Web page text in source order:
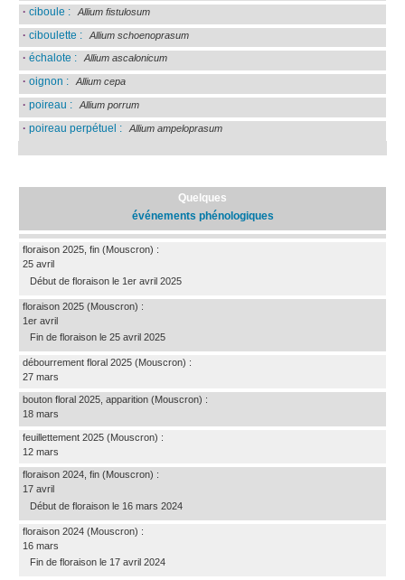
· ciboule : Allium fistulosum
· ciboulette : Allium schoenoprasum
· échalote : Allium ascalonicum
· oignon : Allium cepa
· poireau : Allium porrum
· poireau perpétuel : Allium ampeloprasum
Quelques
événements phénologiques
floraison 2025, fin (Mouscron) :
25 avril
Début de floraison le 1er avril 2025
floraison 2025 (Mouscron) :
1er avril
Fin de floraison le 25 avril 2025
débourrement floral 2025 (Mouscron) :
27 mars
bouton floral 2025, apparition (Mouscron) :
18 mars
feuillettement 2025 (Mouscron) :
12 mars
floraison 2024, fin (Mouscron) :
17 avril
Début de floraison le 16 mars 2024
floraison 2024 (Mouscron) :
16 mars
Fin de floraison le 17 avril 2024